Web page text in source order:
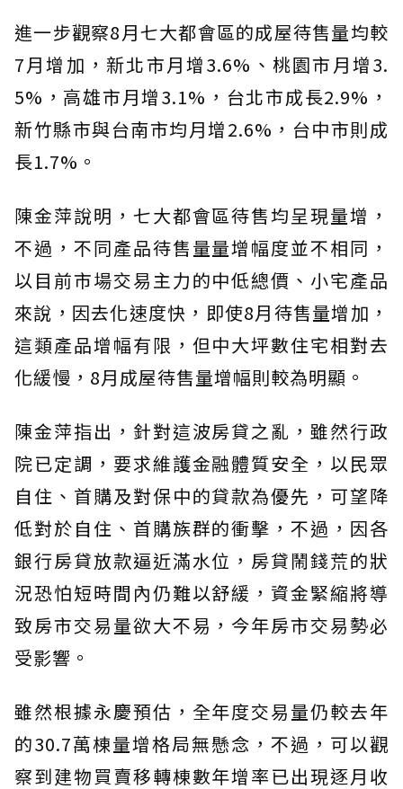
進一步觀察8月七大都會區的成屋待售量均較
7月增加，新北市月增3.6%、桃園市月增3.
5%，高雄市月增3.1%，台北市成長2.9%，
新竹縣市與台南市均月增2.6%，台中市則成
長1.7%。
陳金萍說明，七大都會區待售均呈現量增，
不過，不同產品待售量量增幅度並不相同，
以目前市場交易主力的中低總價、小宅產品
來說，因去化速度快，即使8月待售量增加，
這類產品增幅有限，但中大坪數住宅相對去
化緩慢，8月成屋待售量增幅則較為明顯。
陳金萍指出，針對這波房貸之亂，雖然行政
院已定調，要求維護金融體質安全，以民眾
自住、首購及對保中的貸款為優先，可望降
低對於自住、首購族群的衝擊，不過，因各
銀行房貸放款逼近滿水位，房貸鬧錢荒的狀
況恐怕短時間內仍難以舒緩，資金緊縮將導
致房市交易量欲大不易，今年房市交易勢必
受影響。
雖然根據永慶預估，全年度交易量仍較去年
的30.7萬棟量增格局無懸念，不過，可以觀
察到建物買賣移轉棟數年增率已出現逐月收